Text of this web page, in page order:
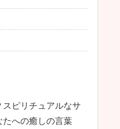
スピリチュアルなサ
たへの癒しの言葉